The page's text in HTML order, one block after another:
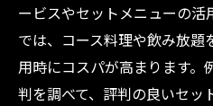
ービスやセットメニューの
では、コース料理や飲み放題
用時にコスパが高まります
判を調べて、評判の良いセッ